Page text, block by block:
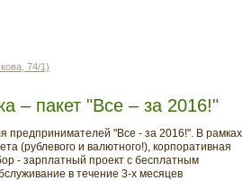
74/1)
– пакет "Все – за 2016!"
предпринимателей "Все - за 2016!". В рамках
(рублевого и валютного!), корпоративная
- зарплатный проект с бесплатным
в течение 3-х месяцев